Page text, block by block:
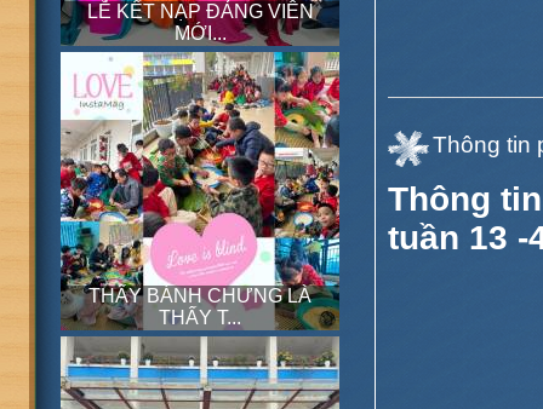
LỄ KẾT NẠP ĐẢNG VIÊN
MỚI...
THẤY BÁNH CHƯNG LÀ
THẤY T...
Thông tin
Thông
tuần 13 -